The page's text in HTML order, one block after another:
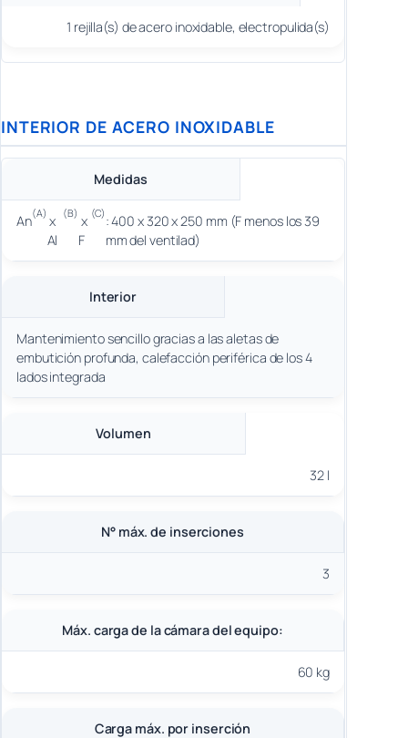
1 rejilla(s) de acero inoxidable, electropulida(s)
INTERIOR DE ACERO INOXIDABLE
Medidas
An(A) x
Al
(B) x
F
(C) : 400 x 320 x 250 mm (F menos los 39
mm del ventilad)
Interior
Mantenimiento sencillo gracias a las aletas de
embutición profunda, calefacción periférica de los 4
lados integrada
Volumen
32 l
N° máx. de inserciones
3
Máx. carga de la cámara del equipo:
60 kg
Carga máx. por inserción